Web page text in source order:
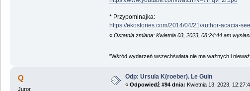
* Przypominajka:
https://ekostories.com/2014/04/21/author-acacia-
« Ostatnia zmiana: Kwietnia 03, 2023, 08:24:44 am
"Wśród wydarzeń wszechświata nie ma ważnych i
Q
Juror
Odp: Ursula K(roeber). Le Guin
« Odpowiedź #94 dnia: Kwietnia 13, 2023,